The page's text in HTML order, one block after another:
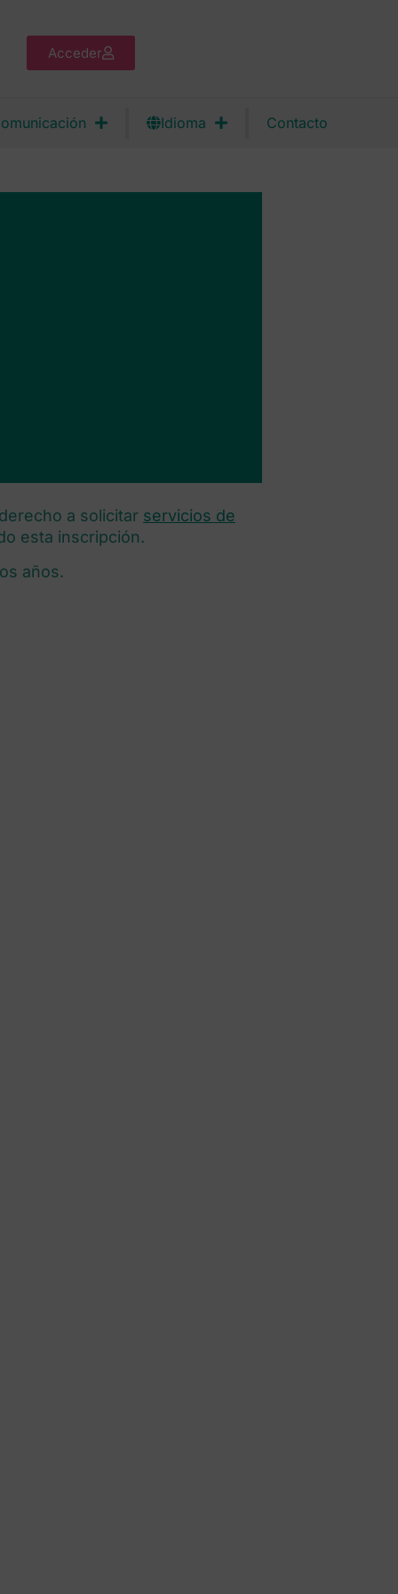
Acceder
Idioma Contacto
a solicitar servicios de
esta inscripción.
años.